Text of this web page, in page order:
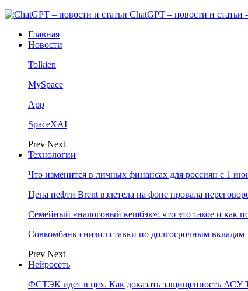
ChatGPT – новости и статьи -
Главная
Новости
Tolkien
MySpace
App
SpaceXAI
Prev Next
Технологии
Что изменится в личных финансах для россиян с 1
Цена нефти Brent взлетела на фоне провала
Семейный «налоговый кешбэк»: что это такое и как
Совкомбанк снизил ставки по долгосрочным вкладам
Prev Next
Нейросеть
ФСТЭК идет в цех. Как доказать защищенность АСУ